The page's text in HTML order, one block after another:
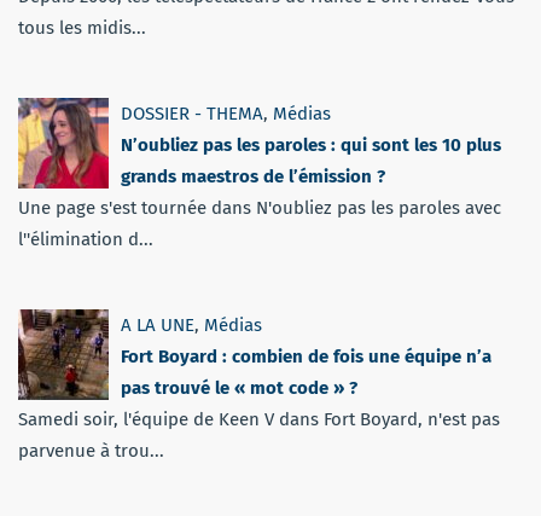
tous les midis...
DOSSIER - THEMA, Médias
N’oubliez pas les paroles : qui sont les 10 plus
grands maestros de l’émission ?
Une page s'est tournée dans N'oubliez pas les paroles avec
l''élimination d...
A LA UNE, Médias
Fort Boyard : combien de fois une équipe n’a
pas trouvé le « mot code » ?
Samedi soir, l'équipe de Keen V dans Fort Boyard, n'est pas
parvenue à trou...